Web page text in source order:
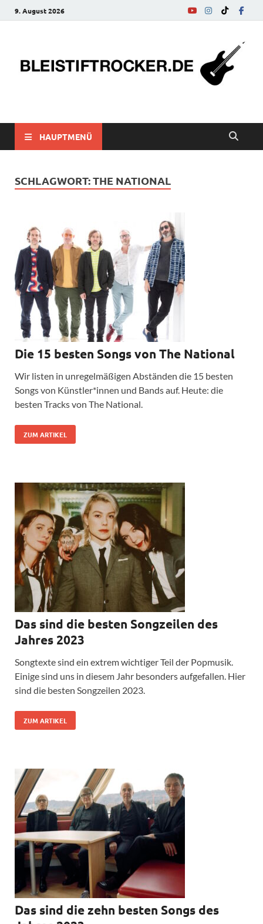
9. August 2026
bleistiftrocker.de
HAUPTMENÜ
SCHLAGWORT:THE NATIONAL
Die 15 besten Songs von The National
Wir listen in unregelmäßigen Abständen die 15 besten
Songs von Künstler*innen und Bands auf. Heute: die
besten Tracks von The National.
ZUM ARTIKEL
Das sind die besten Songzeilen des
Jahres 2023
Songtexte sind ein extrem wichtiger Teil der Popmusik.
Einige sind uns in diesem Jahr besonders aufgefallen. Hier
sind die besten Songzeilen 2023.
ZUM ARTIKEL
Das sind die zehn besten Songs des